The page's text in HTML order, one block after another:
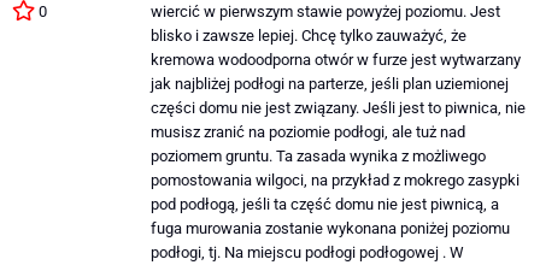
0
wiercić w pierwszym stawie powyżej poziomu. Jest
blisko i zawsze lepiej. Chcę tylko zauważyć, że
kremowa wodoodporna otwór w furze jest wytwarzany
jak najbliżej podłogi na parterze, jeśli plan uziemionej
części domu nie jest związany. Jeśli jest to piwnica, nie
musisz zranić na poziomie podłogi, ale tuż nad
poziomem gruntu. Ta zasada wynika z możliwego
pomostowania wilgoci, na przykład z mokrego zasypki
pod podłogą, jeśli ta część domu nie jest piwnicą, a
fuga murowania zostanie wykonana poniżej poziomu
podłogi, tj. Na miejscu podłogi podłogowej . W